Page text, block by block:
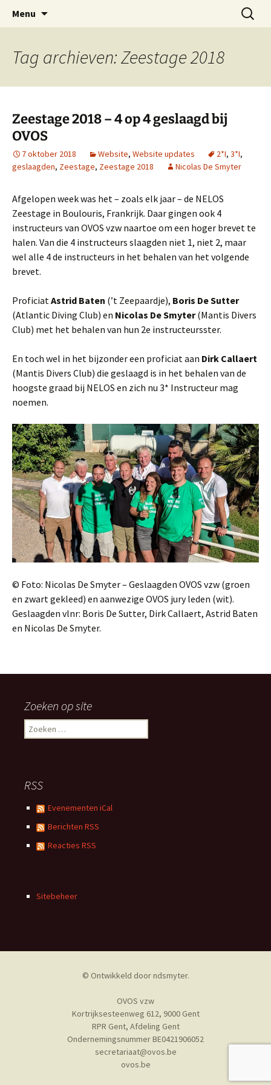
inhoud
OVOS
Oost-Vlaamse Vereniging voor
Onderwateronderzoek en -Sport
Menu
Zoeken
naar:
Tag archieven: Zeestage 2018
Zeestage 2018 – 4 op 4 geslaagd bij
OVOS
7 oktober 2018 Website, Website updates 2*I, 3*I,
geslaagden, Zeestage, Zeestage 2018 Nicolas De Smyter
Afgelopen week was het – zoals elk jaar – de NELOS
Zeestage in Boulouris, Frankrijk. Daar gingen ook 4
instructeurs van OVOS vzw naartoe om een hoger brevet te
halen. Van die 4 instructeurs slaagden niet 1, niet 2, maar
wel alle 4 de instructeurs in het behalen van het volgende
brevet.
ProficiatAstrid Baten (’t Zeepaardje), Boris De Sutter
(Atlantic Diving Club) en Nicolas De Smyter(Mantis Divers
Club) met het behalen van hun 2e instructeursster.
En toch wel in het bijzonder een proficiat aan Dirk Callaert
(Mantis Divers Club) die geslaagd is in het behalen van de
hoogste graad bij NELOS en zich nu 3* Instructeur mag
noemen.
© Foto: Nicolas De Smyter – Geslaagden OVOS vzw (groen
en zwart gekleed) en aanwezige OVOS jury leden (wit).
Geslaagden vlnr: Boris De Sutter, Dirk Callaert, Astrid Baten
en Nicolas De Smyter.
Zoeken op site
Zoeken
naar:
RSS
Evenementen iCal
Berichten RSS
Reacties RSS
Sitebeheer
© Ontwikkeld doorndsmyter.
OVOS vzw
Kortrijksesteenweg 612, 9000 Gent
RPR Gent, Afdeling Gent
Ondernemingsnummer BE0421906052
secretariaat@ovos.be
ovos.be